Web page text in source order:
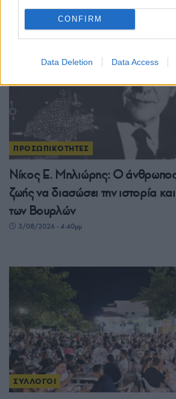
CONFIRM
Data Deletion Data Access
ΠΡΟΣΩΠΙΚΟΤΗΤΕΣ
Νίκος Ε. Μηλιώρης: Ο
ζωής να διασώσει την ιστορία
των Βουρλών
3/08/2026 - 4:40μμ
ΣΥΛΛΟΓΟΙ